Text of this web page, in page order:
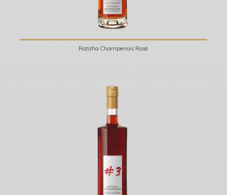
Ratafia Champenois Rosé